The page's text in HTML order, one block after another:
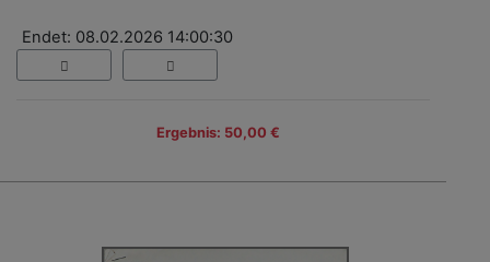
Endet: 08.02.2026 14:00:30
Ergebnis: 50,00 €